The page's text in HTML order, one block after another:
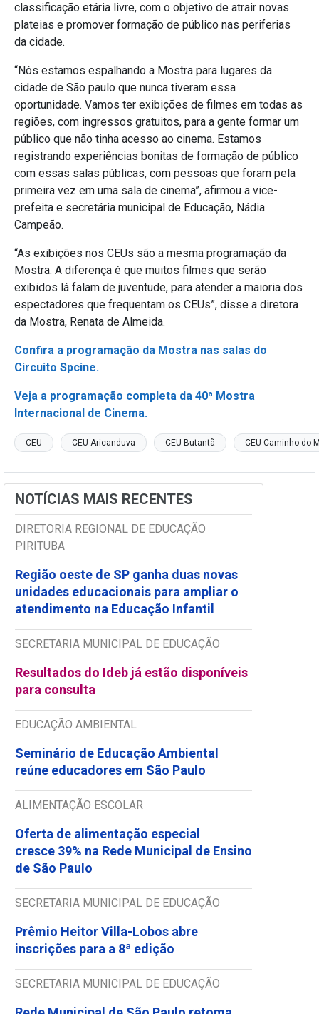
classificação etária livre, com o objetivo de atrair novas
plateias e promover formação de público nas periferias
da cidade.
“Nós estamos espalhando a Mostra para lugares da
cidade de São paulo que nunca tiveram essa
oportunidade. Vamos ter exibições de filmes em todas as
regiões, com ingressos gratuitos, para a gente formar um
público que não tinha acesso ao cinema. Estamos
registrando experiências bonitas de formação de público
com essas salas públicas, com pessoas que foram pela
primeira vez em uma sala de cinema”, afirmou a vice-
prefeita e secretária municipal de Educação, Nádia
Campeão.
“As exibições nos CEUs são a mesma programação da
Mostra. A diferença é que muitos filmes que serão
exibidos lá falam de juventude, para atender a maioria dos
espectadores que frequentam os CEUs”, disse a diretora
da Mostra, Renata de Almeida.
Confira a programação da Mostra nas salas do
Circuito Spcine.
Veja a programação completa da 40ª Mostra
Internacional de Cinema.
CEU CEU Aricanduva CEU Butantã CEU Caminho do
NOTÍCIAS MAIS RECENTES
DIRETORIA REGIONAL DE EDUCAÇÃO
PIRITUBA
Região oeste de SP ganha duas novas
unidades educacionais para ampliar o
atendimento na Educação Infantil
SECRETARIA MUNICIPAL DE EDUCAÇÃO
Resultados do Ideb já estão disponíveis
para consulta
EDUCAÇÃO AMBIENTAL
Seminário de Educação Ambiental
reúne educadores em São Paulo
ALIMENTAÇÃO ESCOLAR
Oferta de alimentação especial
cresce 39% na Rede Municipal de Ensino
de São Paulo
SECRETARIA MUNICIPAL DE EDUCAÇÃO
Prêmio Heitor Villa-Lobos abre
inscrições para a 8ª edição
SECRETARIA MUNICIPAL DE EDUCAÇÃO